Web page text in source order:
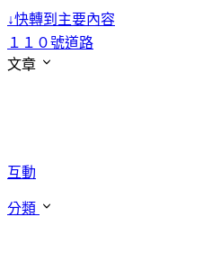
↓快轉到主要內容
１１０號道路
文章
互動
分類